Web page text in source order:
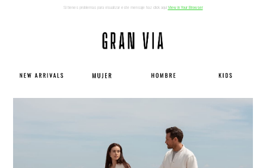
Si tienes problemas para visualizar este mensaje haz click aqui View in Your Browser